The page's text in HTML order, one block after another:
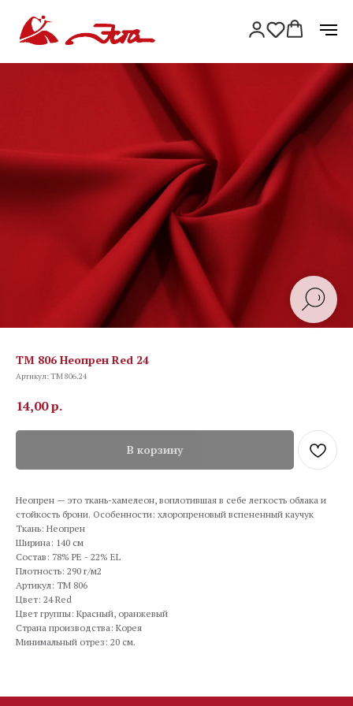
TM 806 Неопрен Red 24
Артикул:TM 806.24
14,00р.
В корзину
Неопрен — это ткань-хамелеон, воплотившая в себе легкость облака и
стойкость брони. Особенности: хлоропреновый вспененный каучук
Ткань: Неопрен
Ширина: 140 см
Состав: 78% PE - 22% EL
Плотность: 290 г/м2
Артикул: TM 806
Цвет: 24 Red
Цвет группы: Красный, оранжевый
Страна производства: Корея
Минимальный отрез: 20 см.